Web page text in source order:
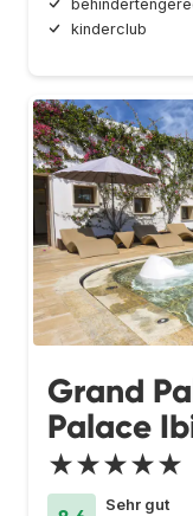
kinderclub
Grand
Palace
★★★★★
Sehr gut